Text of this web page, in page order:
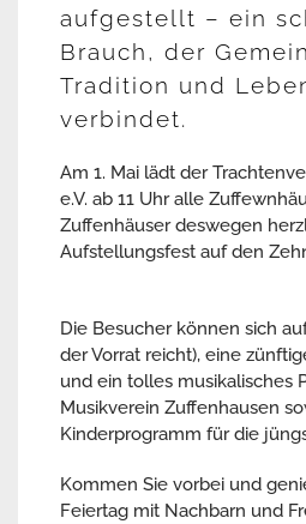
aufgestellt – ein
Brauch, der
Tradition und
verbindet.
Am 1. Mai lädt der
e.V. ab 11 Uhr alle
Zuffenhäuser deswegen
Aufstellungsfest auf den
Die Besucher können sich
der Vorrat reicht), eine
und ein tolles musikalisches
Musikverein Zuffenhausen
Kinderprogramm für die
Kommen Sie vorbei und
Feiertag mit Nachbarn und